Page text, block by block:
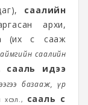
саалийн
архи,
(их сүү сааж
саалийн
сааль идээ
базааж, үр
сааль сүү